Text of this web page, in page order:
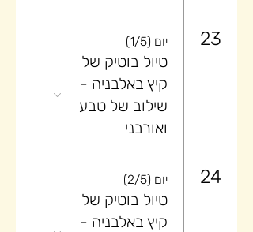
23 יום (1/5)
טיול בוטיק של
קיץ באלבניה -
שילוב של טבע
ואורבני
24 יום (2/5)
טיול בוטיק של
קיץ באלבניה -